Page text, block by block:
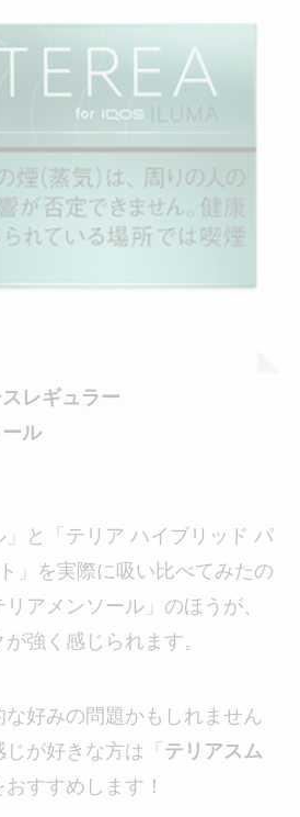
レギュラー
ル
」と「テリア ハイブリッド パ
」を実際に吸い比べてみたの
アメンソール」のほうが、
強く感じられます。
好みの問題かもしれません
が好きな方は「 テリアスム
おすすめします！